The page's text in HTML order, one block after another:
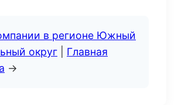
в регионе Южный
округ
Главная
→